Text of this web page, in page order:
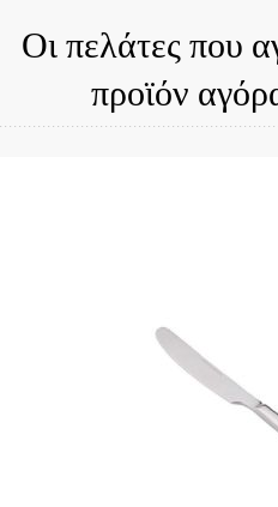
Οι πελάτες που
προϊόν